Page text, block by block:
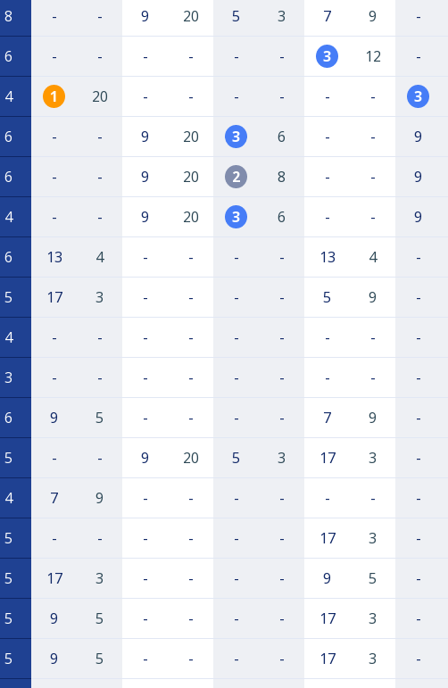
8 - - 9 20 5 3 7 9 -
6 - - - - - - 3 12 -
4 1 20 - - - - - - 3
6 - - 9 20 3 6 - - 9
6 - - 9 20 2 8 - - 9
4 - - 9 20 3 6 - - 9
6 13 4 - - - - 13 4 -
5 17 3 - - - - 5 9 -
4 - - - - - - - - -
3 - - - - - - - - -
6 9 5 - - - - 7 9 -
5 - - 9 20 5 3 17 3 -
4 7 9 - - - - - - -
5 - - - - - - 17 3 -
5 17 3 - - - - 9 5 -
5 9 5 - - - - 17 3 -
5 9 5 - - - - 17 3 -